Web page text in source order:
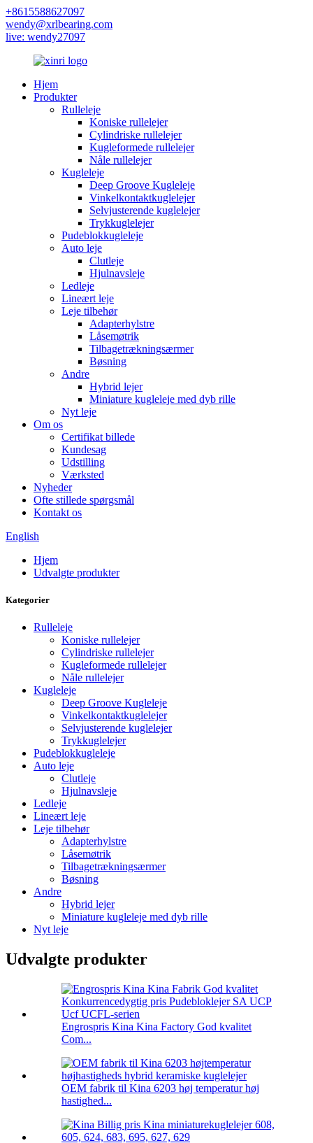
+8615588627097
wendy@xrlbearing.com
live: wendy27097
Hjem
Produkter
Rulleleje
Koniske rullelejer
Cylindriske rullelejer
Kugleformede rullelejer
Nåle rullelejer
Kugleleje
Deep Groove Kugleleje
Vinkelkontaktkuglelejer
Selvjusterende kuglelejer
Trykkuglelejer
Pudeblokkugleleje
Auto leje
Clutleje
Hjulnavsleje
Ledleje
Lineært leje
Leje tilbehør
Adapterhylstre
Låsemøtrik
Tilbagetrækningsærmer
Bøsning
Andre
Hybrid lejer
Miniature kugleleje med dyb rille
Nyt leje
Om os
Certifikat billede
Kundesag
Udstilling
Værksted
Nyheder
Ofte stillede spørgsmål
Kontakt os
English
Hjem
Udvalgte produkter
Kategorier
Rulleleje
Koniske rullelejer
Cylindriske rullelejer
Kugleformede rullelejer
Nåle rullelejer
Kugleleje
Deep Groove Kugleleje
Vinkelkontaktkuglelejer
Selvjusterende kuglelejer
Trykkuglelejer
Pudeblokkugleleje
Auto leje
Clutleje
Hjulnavsleje
Ledleje
Lineært leje
Leje tilbehør
Adapterhylstre
Låsemøtrik
Tilbagetrækningsærmer
Bøsning
Andre
Hybrid lejer
Miniature kugleleje med dyb rille
Nyt leje
Udvalgte produkter
Engrospris Kina Kina Factory God kvalitet
Com...
OEM fabrik til Kina 6203 høj temperatur høj
hastighed...